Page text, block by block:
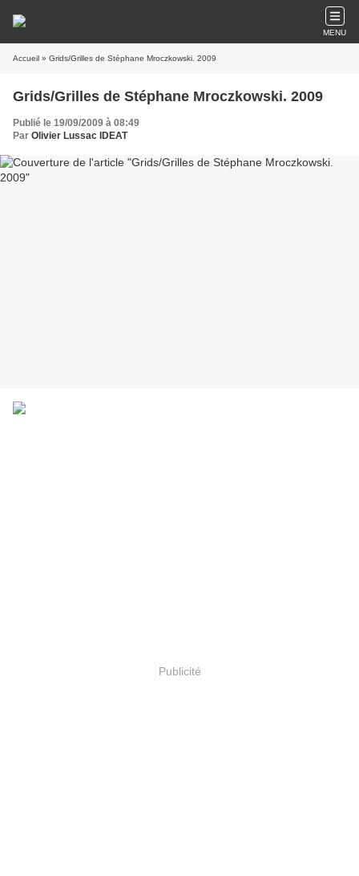
MENU
Accueil » Grids/Grilles de Stéphane Mroczkowski. 2009
Grids/Grilles de Stéphane Mroczkowski. 2009
Publié le 19/09/2009 à 08:49
Par Olivier Lussac IDEAT
Publicité